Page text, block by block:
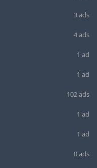
3 ads
4 ads
1 ad
1 ad
102 ads
1 ad
1 ad
0 ads